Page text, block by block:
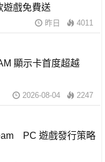
遊戲免費送
昨日 4011
顯示卡首度超越
2026-08-04 2247
PC 遊戲發行策略